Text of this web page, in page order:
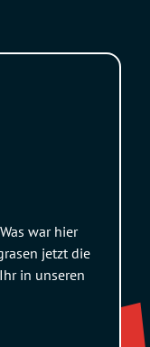
war hier
jetzt die
in unseren